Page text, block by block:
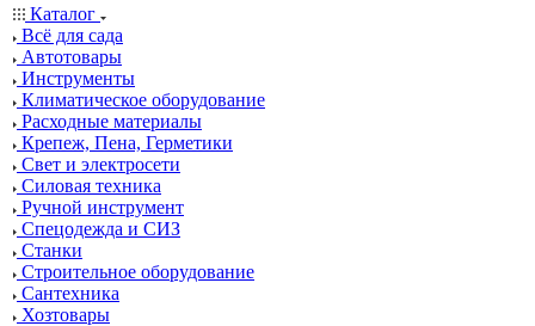
Каталог
Всё для сада
Автотовары
Инструменты
Климатическое оборудование
Расходные материалы
Крепеж, Пена, Герметики
Свет и электросети
Силовая техника
Ручной инструмент
Спецодежда и СИЗ
Станки
Строительное оборудование
Сантехника
Хозтовары